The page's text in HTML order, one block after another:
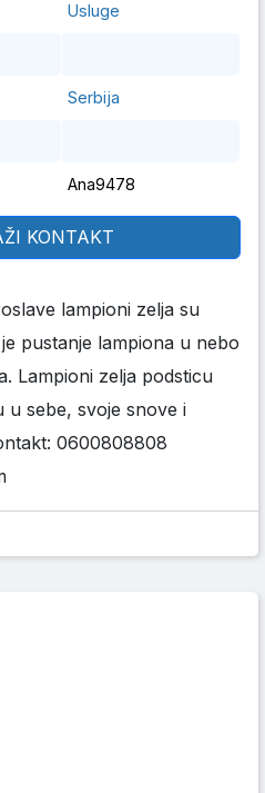
Usluge
Serbija
Ana9478
KONTAKT
lampioni zelja su
pustanje lampiona u nebo
Lampioni zelja podsticu
u sebe, svoje snove i
0600808808